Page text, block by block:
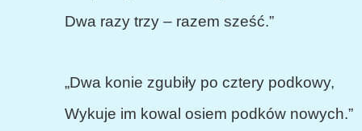
Dwa razy trzy – razem sześć.”
„Dwa konie zgubiły po cztery podkowy,
Wykuje im kowal osiem podków nowych.”